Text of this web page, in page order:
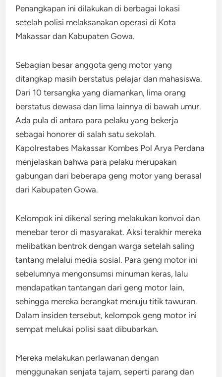
Penangkapan ini dilakukan di berbagai lokasi
setelah polisi melaksanakan operasi di Kota
Makassar dan Kabupaten Gowa.
Sebagian besar anggota geng motor yang
ditangkap masih berstatus pelajar dan mahasiswa.
Dari 10 tersangka yang diamankan, lima orang
berstatus dewasa dan lima lainnya di bawah umur.
Ada pula di antara para pelaku yang bekerja
sebagai honorer di salah satu sekolah.
Kapolrestabes Makassar Kombes Pol Arya Perdana
menjelaskan bahwa para pelaku merupakan
gabungan dari beberapa geng motor yang berasal
dari Kabupaten Gowa.
Kelompok ini dikenal sering melakukan konvoi dan
menebar teror di masyarakat. Aksi terakhir mereka
melibatkan bentrok dengan warga setelah saling
tantang melalui media sosial. Para geng motor ini
sebelumnya mengonsumsi minuman keras, lalu
mendapatkan tantangan dari geng motor lain,
sehingga mereka berangkat menuju titik tawuran.
Dalam insiden tersebut, kelompok geng motor ini
sempat melukai polisi saat dibubarkan.
Mereka melakukan perlawanan dengan
menggunakan senjata tajam, seperti parang dan